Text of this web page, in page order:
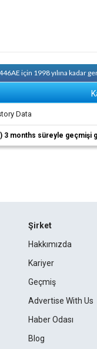
için 1998 yılına kadar
Data
3 months süreyle
Şirket
Hakkımızda
Kariyer
Geçmiş
Advertise With Us
Haber Odası
Blog